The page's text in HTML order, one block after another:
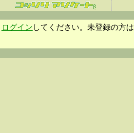
β
ログイン してください。未登録の方は